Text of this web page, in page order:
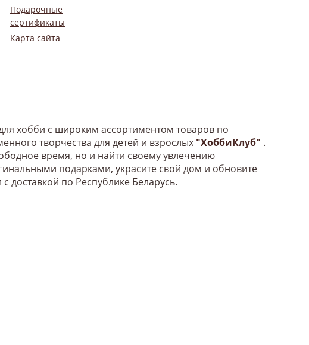
Подарочные
сертификаты
Карта сайта
хобби с широким ассортиментом товаров по
творчества для детей и взрослых "ХоббиКлуб" .
время, но и найти своему увлечению
подарками, украсите свой дом и обновите
доставкой по Республике Беларусь.